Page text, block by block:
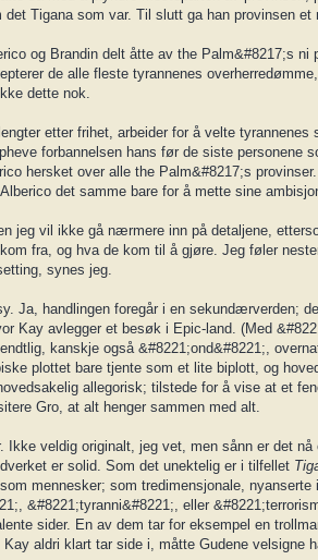
Tigana som var. Til slutt ga han provinsen et
og Brandin delt åtte av the Palm&#8217;s ni
de alle fleste tyrannenes
dette nok.
etter frihet, arbeider for å velte tyrannenes
forbannelsen hans før de siste personene
hersket over alle the Palm&#8217;s
det samme bare for å mette sine
jeg vil ikke gå nærmere inn på detaljene,
fra, og hva de kom til å gjøre. Jeg føler
synes jeg.
Ja, handlingen foregår i en sekundærverden;
Kay avlegger et besøk i Epic-land. (Med
kanskje også &#8221;ond&#8221;,
plottet bare tjente som et lite biplott, og
allegorisk; tilstede for å vise at et
Gro, at alt henger sammen med alt.
Ikke veldig originalt, jeg vet, men sånn er det
er solid. Som det unektelig er i tilfellet
mennesker; som tredimensjonale, nyanserte
&#8221;tyranni&#8221;, eller
sider. En av dem tar for eksempel en
aldri klart tar side i, måtte Gudene velsigne